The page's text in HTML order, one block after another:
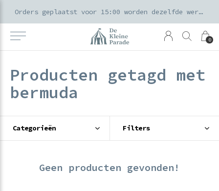
0
Orders geplaatst voor 15:00 worden dezelfde werkdag verzonden
Producten getagd met
bermuda
Categorieën Filters
Geen producten gevonden!